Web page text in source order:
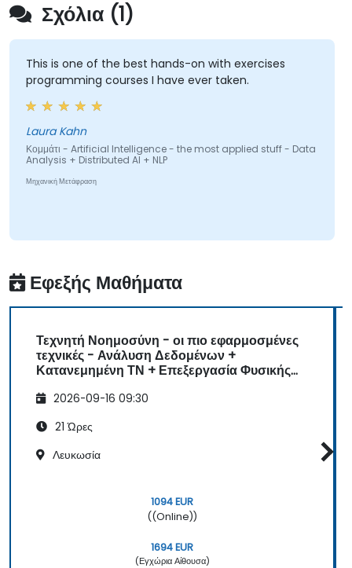
Σχόλια (1)
This is one of the best hands-on with exercises
programming courses I have ever taken.
Laura Kahn
Κομμάτι - Artificial Intelligence - the most applied stuff - Data
Analysis + Distributed AI + NLP
Μηχανική Μετάφραση
Εφεξής Μαθήματα
Τεχνητή Νοημοσύνη - οι πιο εφαρμοσμένες
τεχνικές - Ανάλυση Δεδομένων +
Κατανεμημένη ΤΝ + Επεξεργασία Φυσικής
2026-09-16 09:30
21 Ώρες
Λευκωσία
1094 EUR
((Online))
1694 EUR
(Εγχώρια Αίθουσα)